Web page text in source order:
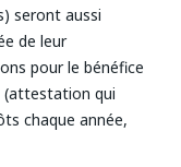
seront aussi
de leur
pour le bénéfice
(attestation qui
chaque année,